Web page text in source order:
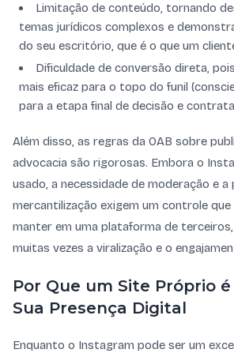
Limitação de conteúdo, tornando
temas jurídicos complexos e
do seu escritório, que é o que um
Dificuldade de conversão direta,
mais eficaz para o topo do funil
para a etapa final de decisão e
Além disso, as regras da OAB sobre
advocacia são rigorosas. Embora o
usado, a necessidade de moderação e a
mercantilização exigem um controle que
manter em uma plataforma de
muitas vezes a viralização e o
Por Que um Site Próprio
Sua Presença Digital
Enquanto o Instagram pode ser um